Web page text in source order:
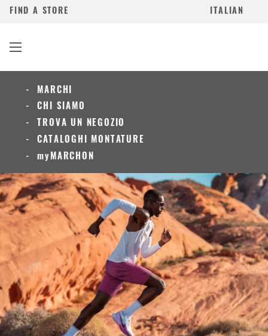
ITALIAN
FIND A STORE
MARCHI
CHI SIAMO
TROVA UN NEGOZIO
CATALOGHI MONTATURE
myMARCHON